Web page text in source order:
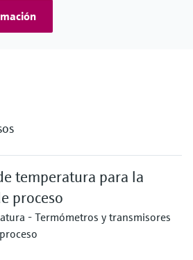
temperatura para la
proceso
- Termómetros y transmisores